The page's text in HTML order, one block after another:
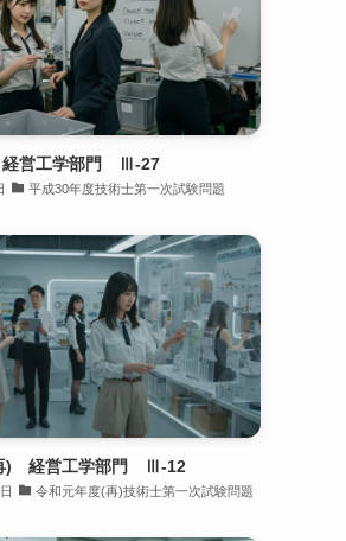
営工学部門 Ⅲ-27
平成30年度技術士第一次試験問題
) 経営工学部門 Ⅲ-12
令和元年度(再)技術士第一次試験問題